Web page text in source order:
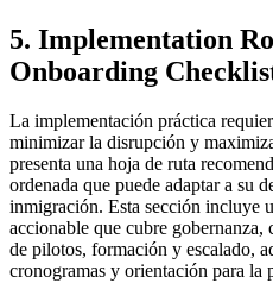
5. Implementation
Onboarding
La implementación práctica
minimizar la disrupción y
presenta una hoja de ruta
ordenada que puede adaptar a su
inmigración. Esta sección incluye
accionable que cubre
de pilotos, formación y escalado,
cronogramas y orientación para la